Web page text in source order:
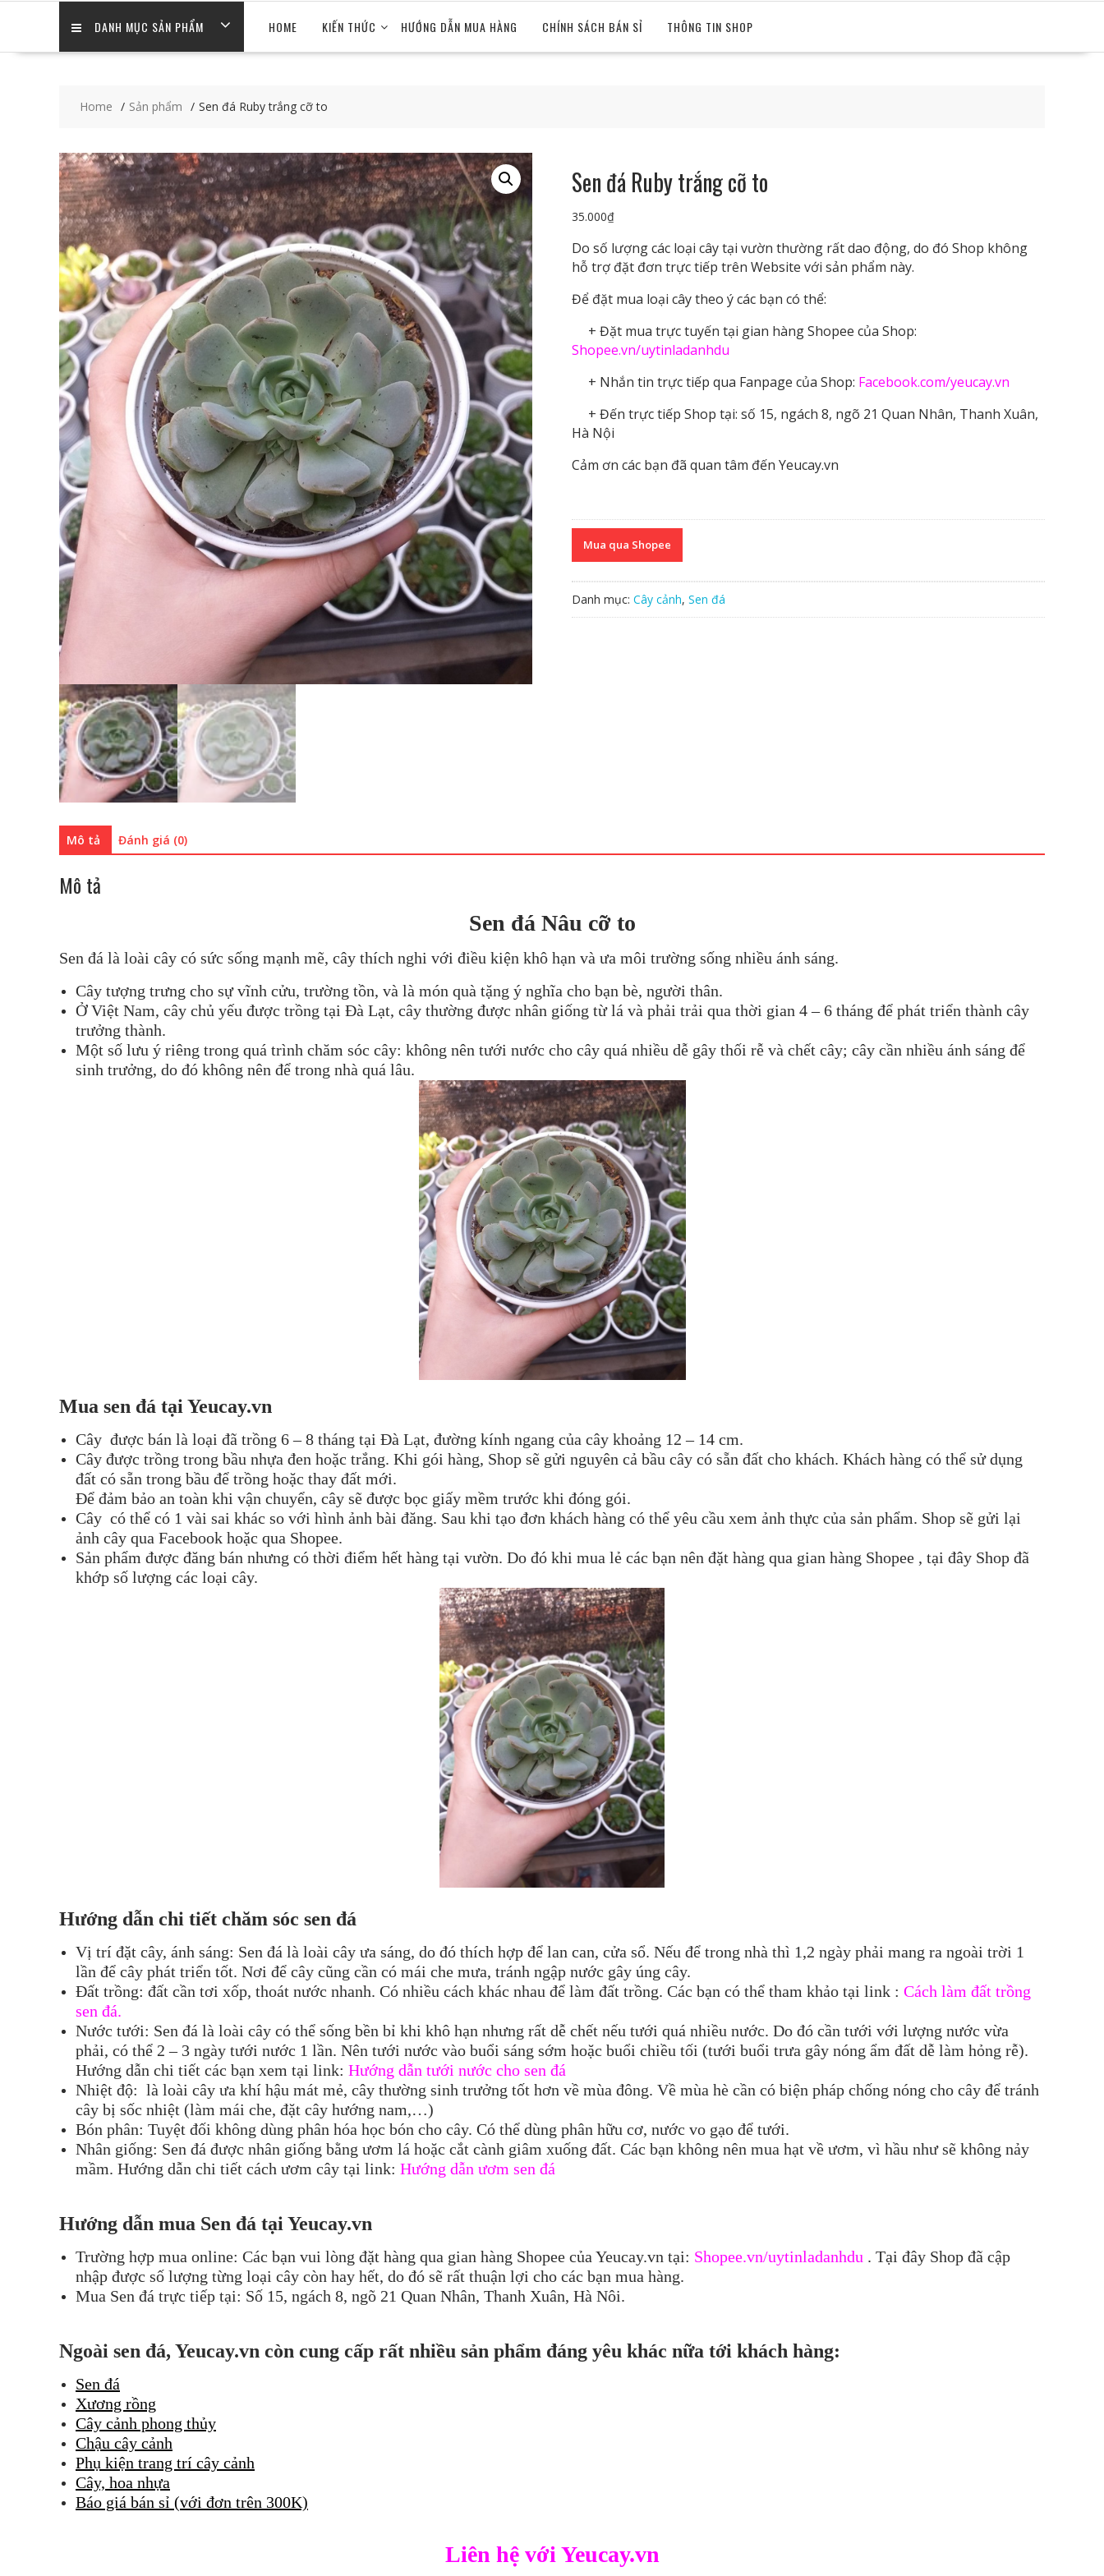
DANH MỤC SẢN PHẨM HOME KIẾN THỨC HƯỚNG DẪN MUA HÀNG CHÍNH SÁCH BÁN SỈ THÔNG TIN SHOP
Home Sản phẩm Sen đá Ruby trắng cỡ to
Sen đá Ruby trắng cỡ to
35.000₫
Do số lượng các loại cây tại vườn thường rất dao động, do đó Shop không
hỗ trợ đặt đơn trực tiếp trên Website với sản phẩm này.
Để đặt mua loại cây theo ý các bạn có thể:
+ Đặt mua trực tuyến tại gian hàng Shopee của Shop:
Shopee.vn/uytinladanhdu
+ Nhắn tin trực tiếp qua Fanpage của Shop: Facebook.com/yeucay.vn
+ Đến trực tiếp Shop tại: số 15, ngách 8, ngõ 21 Quan Nhân, Thanh Xuân,
Hà Nội
Cảm ơn các bạn đã quan tâm đến Yeucay.vn
Mua qua Shopee
Danh mục: Cây cảnh, Sen đá
Mô tả Đánh giá (0)
Mô tả
Sen đá Nâu cỡ to
Sen đá là loài cây có sức sống mạnh mẽ, cây thích nghi với điều kiện khô hạn và ưa môi trường sống nhiều ánh sáng.
Cây tượng trưng cho sự vĩnh cửu, trường tồn, và là món quà tặng ý nghĩa cho bạn bè, người thân.
Ở Việt Nam, cây chủ yếu được trồng tại Đà Lạt, cây thường được nhân giống từ lá và phải trải qua thời gian 4 – 6 tháng để phát triển thành cây
trưởng thành.
Một số lưu ý riêng trong quá trình chăm sóc cây: không nên tưới nước cho cây quá nhiều dễ gây thối rễ và chết cây; cây cần nhiều ánh sáng để
sinh trưởng, do đó không nên để trong nhà quá lâu.
Mua sen đá tại Yeucay.vn
Cây được bán là loại đã trồng 6 – 8 tháng tại Đà Lạt, đường kính ngang của cây khoảng 12 – 14 cm.
Cây được trồng trong bầu nhựa đen hoặc trắng. Khi gói hàng, Shop sẽ gửi nguyên cả bầu cây có sẵn đất cho khách. Khách hàng có thể sử dụng
đất có sẵn trong bầu để trồng hoặc thay đất mới.
Để đảm bảo an toàn khi vận chuyển, cây sẽ được bọc giấy mềm trước khi đóng gói.
Cây có thể có 1 vài sai khác so với hình ảnh bài đăng. Sau khi tạo đơn khách hàng có thể yêu cầu xem ảnh thực của sản phẩm. Shop sẽ gửi lại
ảnh cây qua Facebook hoặc qua Shopee.
Sản phẩm được đăng bán nhưng có thời điểm hết hàng tại vườn. Do đó khi mua lẻ các bạn nên đặt hàng qua gian hàng Shopee , tại đây Shop đã
khớp số lượng các loại cây.
Hướng dẫn chi tiết chăm sóc sen đá
Vị trí đặt cây, ánh sáng: Sen đá là loài cây ưa sáng, do đó thích hợp để lan can, cửa sổ. Nếu để trong nhà thì 1,2 ngày phải mang ra ngoài trời 1
lần để cây phát triển tốt. Nơi để cây cũng cần có mái che mưa, tránh ngập nước gây úng cây.
Đất trồng: đất cần tơi xốp, thoát nước nhanh. Có nhiều cách khác nhau để làm đất trồng. Các bạn có thể tham khảo tại link : Cách làm đất trồng
sen đá.
Nước tưới: Sen đá là loài cây có thể sống bền bỉ khi khô hạn nhưng rất dễ chết nếu tưới quá nhiều nước. Do đó cần tưới với lượng nước vừa
phải, có thể 2 – 3 ngày tưới nước 1 lần. Nên tưới nước vào buổi sáng sớm hoặc buổi chiều tối (tưới buổi trưa gây nóng ẩm đất dễ làm hỏng rễ).
Hướng dẫn chi tiết các bạn xem tại link: Hướng dẫn tưới nước cho sen đá
Nhiệt độ: là loài cây ưa khí hậu mát mẻ, cây thường sinh trưởng tốt hơn về mùa đông. Về mùa hè cần có biện pháp chống nóng cho cây để tránh
cây bị sốc nhiệt (làm mái che, đặt cây hướng nam,…)
Bón phân: Tuyệt đối không dùng phân hóa học bón cho cây. Có thể dùng phân hữu cơ, nước vo gạo để tưới.
Nhân giống: Sen đá được nhân giống bằng ươm lá hoặc cắt cành giâm xuống đất. Các bạn không nên mua hạt về ươm, vì hầu như sẽ không nảy
mầm. Hướng dẫn chi tiết cách ươm cây tại link: Hướng dẫn ươm sen đá
Hướng dẫn mua Sen đá tại Yeucay.vn
Trường hợp mua online: Các bạn vui lòng đặt hàng qua gian hàng Shopee của Yeucay.vn tại: Shopee.vn/uytinladanhdu . Tại đây Shop đã cập
nhập được số lượng từng loại cây còn hay hết, do đó sẽ rất thuận lợi cho các bạn mua hàng.
Mua Sen đá trực tiếp tại: Số 15, ngách 8, ngõ 21 Quan Nhân, Thanh Xuân, Hà Nôi.
Ngoài sen đá, Yeucay.vn còn cung cấp rất nhiều sản phẩm đáng yêu khác nữa tới khách hàng:
Sen đá
Xương rồng
Cây cảnh phong thủy
Chậu cây cảnh
Phụ kiện trang trí cây cảnh
Cây, hoa nhựa
Báo giá bán sỉ (với đơn trên 300K)
Liên hệ với Yeucay.vn